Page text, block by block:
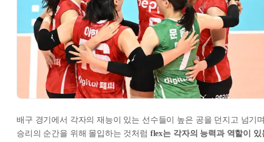
배구 경기에서 각자의 재능이 있는 선수들이 높은 공을 던지고 넘기
승리의 순간을 위해 몰입하는 것처럼 flex는 각자의 능력과 역할이 있